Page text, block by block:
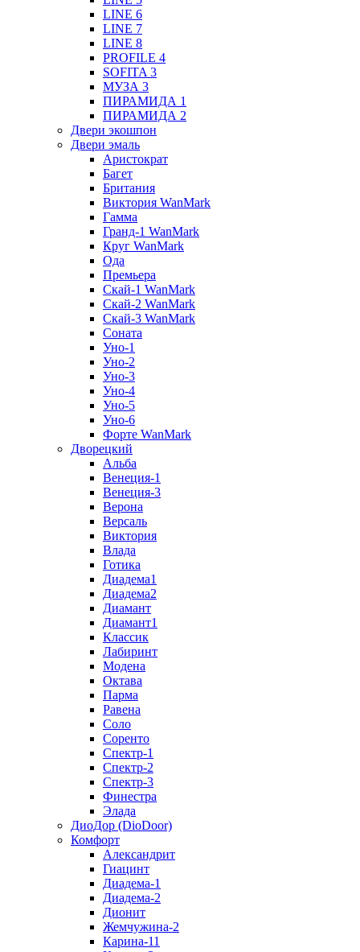
LINE 6
LINE 7
LINE 8
PROFILE 4
SOFITA 3
МУЗА 3
ПИРАМИДА 1
ПИРАМИДА 2
Двери экошпон
Двери эмаль
Аристократ
Багет
Британия
Виктория WanMark
Гамма
Гранд-1 WanMark
Круг WanMark
Ода
Премьера
Скай-1 WanMark
Скай-2 WanMark
Скай-3 WanMark
Соната
Уно-1
Уно-2
Уно-3
Уно-4
Уно-5
Уно-6
Форте WanMark
Дворецкий
Альба
Венеция-1
Венеция-3
Верона
Версаль
Виктория
Влада
Готика
Диадема1
Диадема2
Диамант
Диамант1
Классик
Лабиринт
Модена
Октава
Парма
Равена
Соло
Соренто
Спектр-1
Спектр-2
Спектр-3
Финестра
Элада
ДиоДор (DioDoor)
Комфорт
Алекcандрит
Гиацинт
Диадема-1
Диадема-2
Дионит
Жемчужина-2
Карина-11